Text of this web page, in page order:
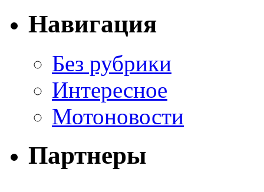
Навигация
Без рубрики
Интересное
Мотоновости
Партнеры